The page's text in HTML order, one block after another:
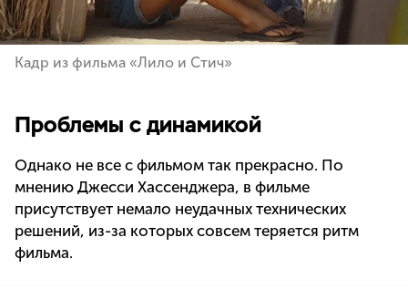
Кадр из фильма «Лило и Стич»
Проблемы с динамикой
Однако не все с фильмом так прекрасно. По
мнению Джесси Хассенджера, в фильме
присутствует немало неудачных технических
решений, из-за которых совсем теряется ритм
фильма.